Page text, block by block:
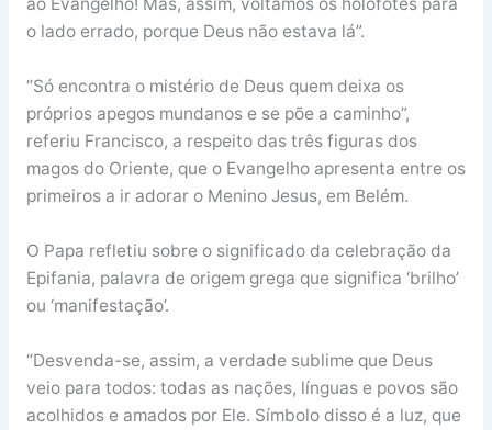
ao Evangelho! Mas, assim, voltamos os holofotes para
o lado errado, porque Deus não estava lá”.
“Só encontra o mistério de Deus quem deixa os
próprios apegos mundanos e se põe a caminho”,
referiu Francisco, a respeito das três figuras dos
magos do Oriente, que o Evangelho apresenta entre os
primeiros a ir adorar o Menino Jesus, em Belém.
O Papa refletiu sobre o significado da celebração da
Epifania, palavra de origem grega que significa ‘brilho’
ou ‘manifestação’.
“Desvenda-se, assim, a verdade sublime que Deus
veio para todos: todas as nações, línguas e povos são
acolhidos e amados por Ele. Símbolo disso é a luz, que